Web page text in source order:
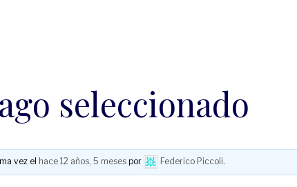
seleccionado
vez el hace 12 años, 5 mesespor Federico Piccoli.